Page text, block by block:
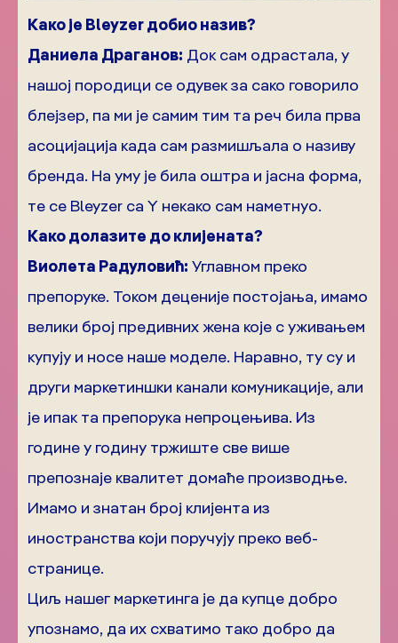
Како је Bleyzer добио назив?
Даниела Драганов: Док сам одрастала, у
нашој породици се одувек за сако говорило
блејзер, па ми је самим тим та реч била прва
асоцијација када сам размишљала о називу
бренда. На уму је била оштра и јасна форма,
те се Bleyzer са Y некако сам наметнуо.
Како долазите до клијената?
Виолета Радуловић: Углавном преко
препоруке. Током деценије постојања, имамо
велики број предивних жена које с уживањем
купују и носе наше моделе. Наравно, ту су и
други маркетиншки канали комуникације, али
је ипак та препорука непроцењива. Из
године у годину тржиште све више
препознаје квалитет домаће производње.
Имамо и знатан број клијента из
иностранства који поручују преко веб-
странице.
Циљ нашег маркетинга је да купце добро
упознамо, да их схватимо тако добро да